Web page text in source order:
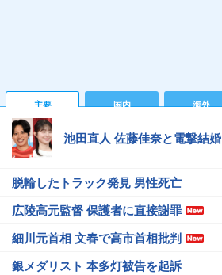
主要 国内 海外
池田直人 佐藤佳奈と電撃結婚
脱輪したトラック発見 男性死亡
広陵高元監督 保護者に直接謝罪
細川元首相 文春で高市首相批判
銀メダリスト 本多灯被告を起訴